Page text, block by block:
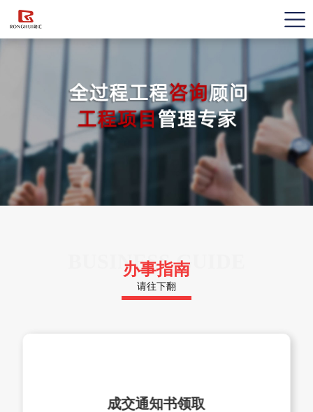
BUSINESS GUIDE
办事指南
请往下翻
成交通知书领取